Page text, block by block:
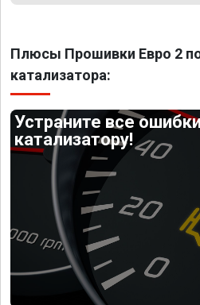
Плюсы Прошивки Евро 2
катализатора:
Устраните все
катализатору!